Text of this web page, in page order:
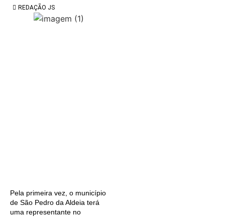
REDAÇÃO JS
Pela primeira vez, o município
de São Pedro da Aldeia terá
uma representante no